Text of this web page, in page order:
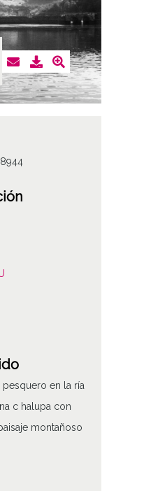
en la ría
c halupa con
montañoso